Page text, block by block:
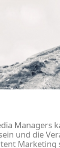
Managers
und die